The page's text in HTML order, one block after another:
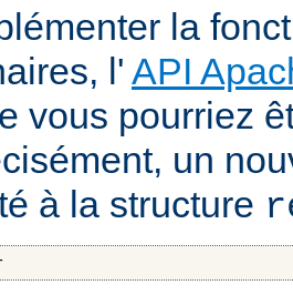
la
l' API
vous pourriez
un
à la structure